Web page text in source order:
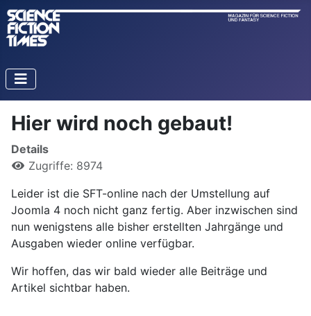
Hier wird noch gebaut!
Details
Zugriffe: 8974
Leider ist die SFT-online nach der Umstellung auf
Joomla 4 noch nicht ganz fertig. Aber inzwischen sind
nun wenigstens alle bisher erstellten Jahrgänge und
Ausgaben wieder online verfügbar.
Wir hoffen, das wir bald wieder alle Beiträge und
Artikel sichtbar haben.